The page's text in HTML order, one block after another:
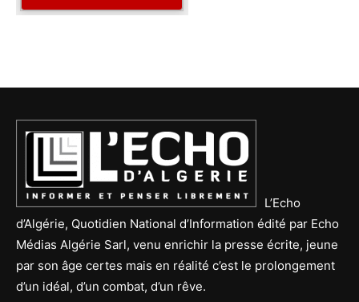
L’Echo
d’Algérie, Quotidien National d’Information édité par Echo
Médias Algérie Sarl, venu enrichir la presse écrite, jeune
par son âge certes mais en réalité c’est le prolongement
d’un idéal, d’un combat, d’un rêve.